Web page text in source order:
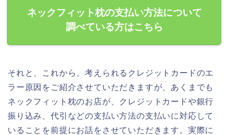
ネックフィット枕の支払い方法について
調べている方はこちら
それと、これから、考えられるクレジットカードのエ
ラー原因をご紹介させていただきますが、あくまでも
ネックフィット枕のお店が、クレジットカードや銀行
振り込み、代引などの支払い方法の支払いに対応して
いることを前提にお話をさせていただきます。実際に